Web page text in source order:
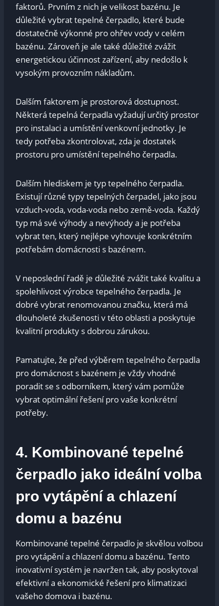
⁣faktorů.⁢ Prvním z ⁣nich je‌ velikost bazénu. Je⁤
důležité vybrat tepelné čerpadlo, které bude⁤
dostatečně výkonné pro ohřev⁤ vody v ⁤celém
bazénu. ​Zároveň ⁤je ⁤ale také důležité zvážit
energetickou účinnost zařízení, aby‌ nedošlo k
vysokým provozním nákladům.
Dalším faktorem je prostorová dostupnost.
Některá tepelná ⁣čerpadla ​vyžadují určitý prostor
pro instalaci ​a umístění venkovní jednotky. Je
tedy potřeba zkontrolovat,⁤ zda je dostatek
prostoru pro umístění tepelného čerpadla.
Dalším⁢ hlediskem je typ tepelného ‍čerpadla.
Existují různé ​typy tepelných čerpadel, jako‍ jsou⁤
vzduch-voda, voda-voda nebo země-voda. Každý
typ má své výhody‌ a​ nevýhody⁢ a je ⁣potřeba
vybrat ten, který⁤ nejlépe⁢ vyhovuje konkrétním
potřebám domácnosti s bazénem.
V neposlední řadě je důležité zvážit také kvalitu a ​
spolehlivost výrobce‌ tepelného čerpadla. Je
dobré vybrat renomovanou ⁤značku, která má
dlouholeté zkušenosti v této oblasti a poskytuje
kvalitní produkty ⁢s dobrou⁣ zárukou.
Pamatujte, že před výběrem tepelného⁢ čerpadla
pro domácnost ‍s bazénem je ​vždy vhodné
poradit⁤ se s odborníkem, který vám pomůže
vybrat optimální řešení pro⁤ vaše konkrétní
potřeby.
4. Kombinované ​tepelné
čerpadlo jako ideální⁤ volba
⁢pro vytápění a⁢ chlazení‍
domu a ‍bazénu
Kombinované tepelné čerpadlo je skvělou volbou
pro vytápění a ​chlazení domu a⁢ bazénu. Tento
inovativní systém je navržen ⁢tak, aby⁢ poskytoval
efektivní a ekonomické řešení ​pro klimatizaci​
vašeho domova i ⁢bazénu.